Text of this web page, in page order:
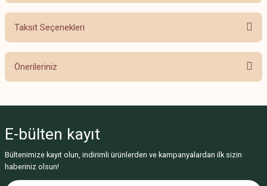
Taksit Seçenekleri
Önerileriniz
Görüş ve önerileriniz için teşekkür ederiz.
Ürün resmi kalitesiz, bozuk veya görüntülenemiyor.
Ürün açıklamasında eksik bilgiler bulunuyor.
E-bülten kayıt
Bültenimize kayıt olun, indirimli ürünlerden ve kampanyalardan ilk sizin
haberiniz olsun!